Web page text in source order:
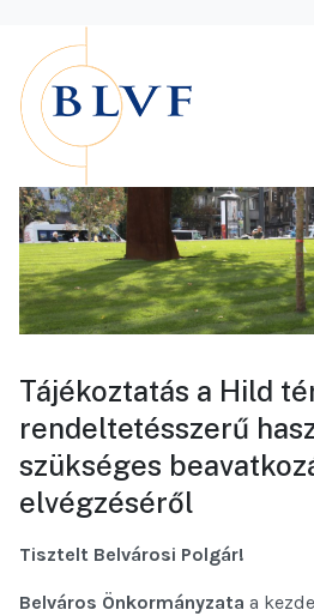
Tájékoztatás a Hild
rendeltetésszerű
szükséges
elvégzéséről
Tisztelt Belvárosi Polgár!
Belváros Önkormányzata a